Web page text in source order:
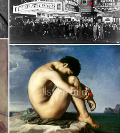
Jazz, Jazzmusiker
Granger Collection